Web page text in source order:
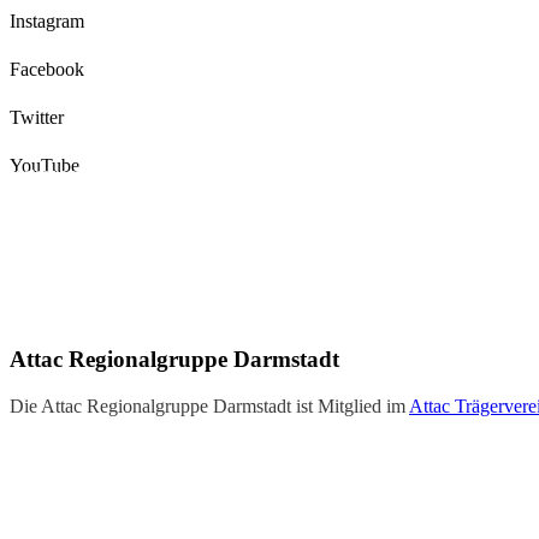
Instagram
Facebook
Twitter
YouTube
Instagram
Attac Regionalgruppe Darmstadt
Die Attac Regionalgruppe Darmstadt ist Mitglied im Attac